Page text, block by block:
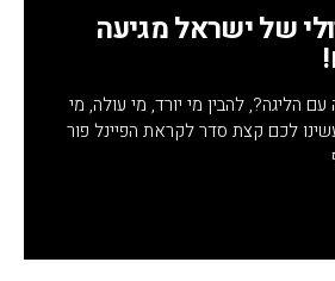
של ישראל מגיעה
הליגה?, להבין מי יורד, מי עולה, מי
לכם קצת סדר לקראת הפיינל פור